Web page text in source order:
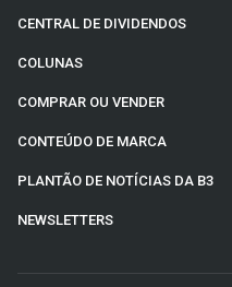
CENTRAL DE DIVIDENDOS
COLUNAS
COMPRAR OU VENDER
CONTEÚDO DE MARCA
PLANTÃO DE NOTÍCIAS DA B3
NEWSLETTERS